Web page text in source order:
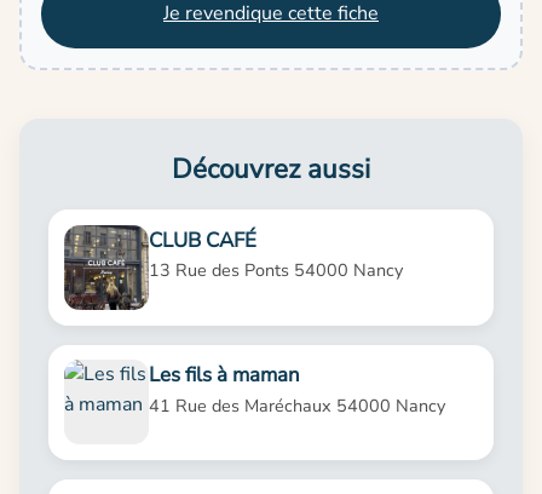
Je revendique cette fiche
Découvrez aussi
CLUB CAFÉ
13 Rue des Ponts 54000 Nancy
Les fils à maman
41 Rue des Maréchaux 54000 Nancy